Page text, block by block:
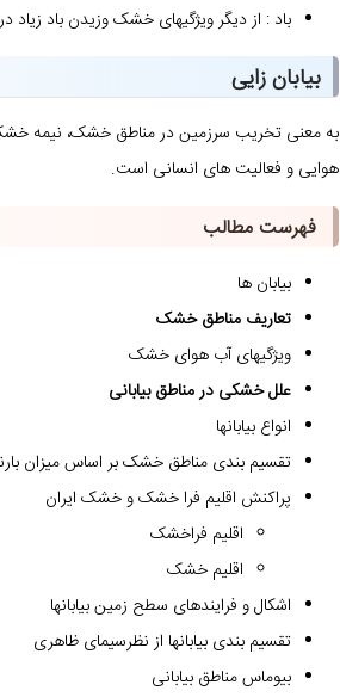
باد : از دیگر ویژگیهای خشک وزیدن باد زیاد
بیابان زایی
به معنی تخریب سرزمین در مناطق خشک، نیمه
هوایی و فعالیت های انسانی است.
فهرست مطالب
بیابان ها
تعاریف مناطق خشک
ویژگیهای آب هوای خشک
علل خشکی در مناطق بیابانی
انواع بیابانها
تقسیم بندی مناطق خشک بر اساس میزان
پراکنش اقلیم فرا خشک و خشک ایران
اقلیم فراخشک
اقلیم خشک
اشکال و فرایندهای سطح زمین بیابانها
تقسیم بندی بیابانها از نظرسیمای ظاهری
بیوماس مناطق بیابانی